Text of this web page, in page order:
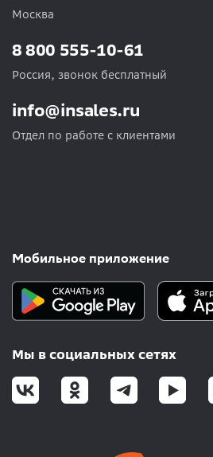
Москва
info@insales.ru
Отдел по работе с клиентами
8 800 555-10-61
Россия, звонок бесплатный
Мобильное приложение
Мы в социальных сетях